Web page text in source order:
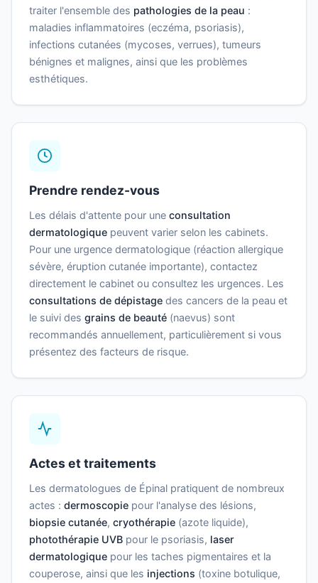
traiter l'ensemble des pathologies de la peau :
maladies inflammatoires (eczéma, psoriasis),
infections cutanées (mycoses, verrues), tumeurs
bénignes et malignes, ainsi que les problèmes
esthétiques.
Prendre rendez-vous
Les délais d'attente pour une consultation
dermatologique peuvent varier selon les cabinets.
Pour une urgence dermatologique (réaction allergique
sévère, éruption cutanée importante), contactez
directement le cabinet ou consultez les urgences. Les
consultations de dépistage des cancers de la peau et
le suivi des grains de beauté (naevus) sont
recommandés annuellement, particulièrement si vous
présentez des facteurs de risque.
Actes et traitements
Les dermatologues de Épinal pratiquent de nombreux
actes : dermoscopie pour l'analyse des lésions,
biopsie cutanée, cryothérapie (azote liquide),
photothérapie UVB pour le psoriasis, laser
dermatologique pour les taches pigmentaires et la
couperose, ainsi que les injections (toxine botulique,